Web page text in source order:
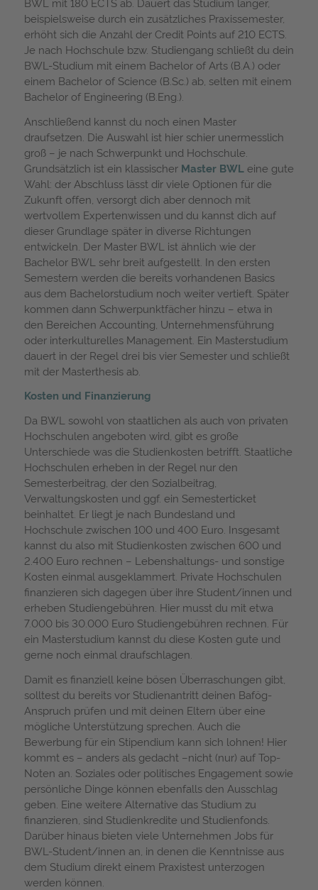
beispielsweise durch ein zusätzliches Praxissemester,
erhöht sich die Anzahl der Credit Points auf 210 ECTS.
Je nach Hochschule bzw. Studiengang schließt du dein
BWL-Studium mit einem Bachelor of Arts (B.A.) oder
einem Bachelor of Science (B.Sc.) ab, selten mit einem
Bachelor of Engineering (B.Eng.).
Anschließend kannst du noch einen Master
draufsetzen. Die Auswahl ist hier schier unermesslich
groß – je nach Schwerpunkt und Hochschule.
Grundsätzlich ist ein klassischer Master BWLeine gute
Wahl: der Abschluss lässt dir viele Optionen für die
Zukunft offen, versorgt dich aber dennoch mit
wertvollem Expertenwissen und du kannst dich auf
dieser Grundlage später in diverse Richtungen
entwickeln. Der Master BWL ist ähnlich wie der
Bachelor BWL sehr breit aufgestellt. In den ersten
Semestern werden die bereits vorhandenen Basics
aus dem Bachelorstudium noch weiter vertieft. Später
kommen dann Schwerpunktfächer hinzu – etwa in
den Bereichen Accounting, Unternehmensführung
oder interkulturelles Management. Ein Masterstudium
dauert in der Regel drei bis vier Semester und schließt
mit der Masterthesis ab.
Kosten und Finanzierung
Da BWL sowohl von staatlichen als auch von privaten
Hochschulen angeboten wird, gibt es große
Unterschiede was die Studienkosten betrifft. Staatliche
Hochschulen erheben in der Regel nur den
Semesterbeitrag, der den Sozialbeitrag,
Verwaltungskosten und ggf. ein Semesterticket
beinhaltet. Er liegt je nach Bundesland und
Hochschule zwischen 100 und 400 Euro. Insgesamt
kannst du also mit Studienkosten zwischen 600 und
2.400 Euro rechnen – Lebenshaltungs- und sonstige
Kosten einmal ausgeklammert. Private Hochschulen
finanzieren sich dagegen über ihre Student/innen und
erheben Studiengebühren. Hier musst du mit etwa
7.000 bis 30.000 Euro Studiengebühren rechnen. Für
ein Masterstudium kannst du diese Kosten gute und
gerne noch einmal draufschlagen.
Damit es finanziell keine bösen Überraschungen gibt,
solltest du bereits vor Studienantritt deinen Bafög-
Anspruch prüfen und mit deinen Eltern über eine
mögliche Unterstützung sprechen. Auch die
Bewerbung für ein Stipendium kann sich lohnen! Hier
kommt es – anders als gedacht –nicht (nur) auf Top-
Noten an. Soziales oder politisches Engagement sowie
persönliche Dinge können ebenfalls den Ausschlag
geben. Eine weitere Alternative das Studium zu
finanzieren, sind Studienkredite und Studienfonds.
Darüber hinaus bieten viele Unternehmen Jobs für
BWL-Student/innen an, in denen die Kenntnisse aus
dem Studium direkt einem Praxistest unterzogen
werden können.